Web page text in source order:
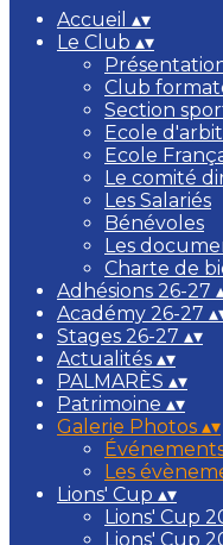
Accueil ▴▾
Le Club ▴▾
Club
Section
Ecole
Ecole
Le comité
Les Salariés
Bénévoles
Les
Charte de
Adhésions 26-27
Académy 26-27 ▴
Stages 26-27 ▴▾
Actualités ▴▾
PALMARÈS ▴▾
Patrimoine ▴▾
Galerie Photos ▴▾
Les
Lions' Cup ▴▾
Lions' Cup
Lions' Cup